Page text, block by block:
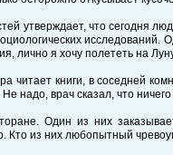
утверждает, что сегодня
исследований.
лично я хочу полететь на
читает книги, в соседней
надо, врач сказал, что
Один из них
Кто из них любопытный